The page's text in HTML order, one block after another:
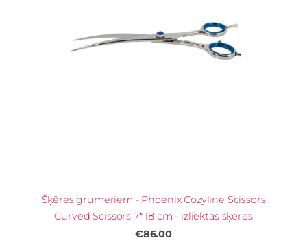
Šķēres grumeriem - Phoenix Cozyline Scissors
Curved Scissors 7* 18 cm - izliektās šķēres
€86.00